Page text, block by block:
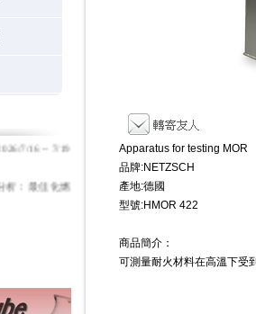
7/16 ~ 7/19
析：最佳化燃
Apparatus for testing MOR
品牌:NETZSCH
產地:德國
型號:HMOR 422
商品簡介：
可測量耐火材料在高溫下受